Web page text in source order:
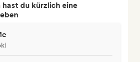
hast du kürzlich eine